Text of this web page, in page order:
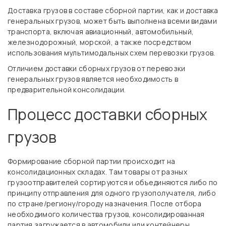
Доставка грузов в составе сборной партии, как и доставка
генеральных грузов, может быть выполнена всеми видами
транспорта, включая авиационный, автомобильный,
железнодорожный, морской, а также посредством
использования мультимодальных схем перевозки грузов.
Отличием доставки сборных грузов от перевозки
генеральных грузов является необходимость в
предварительной консолидации.
Процесс доставки сборных
грузов
Формирование сборной партии происходит на
консолидационных складах. Там товары от разных
грузоотправителей сортируются и объединяются либо по
принципу отправления для одного грузополучателя, либо
по стране/региону/городу назначения. После отбора
необходимого количества грузов, консолидированная